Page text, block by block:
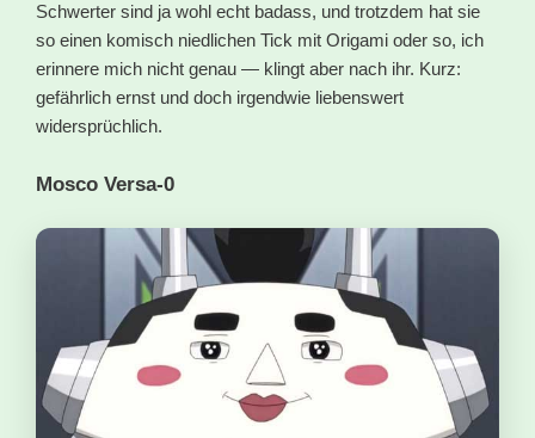
Schwerter sind ja wohl echt badass, und trotzdem hat sie
so einen komisch niedlichen Tick mit Origami oder so, ich
erinnere mich nicht genau — klingt aber nach ihr. Kurz:
gefährlich ernst und doch irgendwie liebenswert
widersprüchlich.
Mosco Versa-0